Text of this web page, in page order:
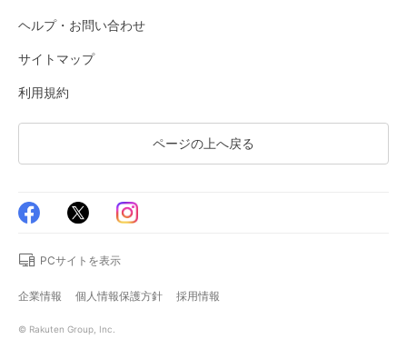
ヘルプ・お問い合わせ
サイトマップ
利用規約
ページの上へ戻る
PCサイトを表示
企業情報 個人情報保護方針 採用情報
© Rakuten Group, Inc.